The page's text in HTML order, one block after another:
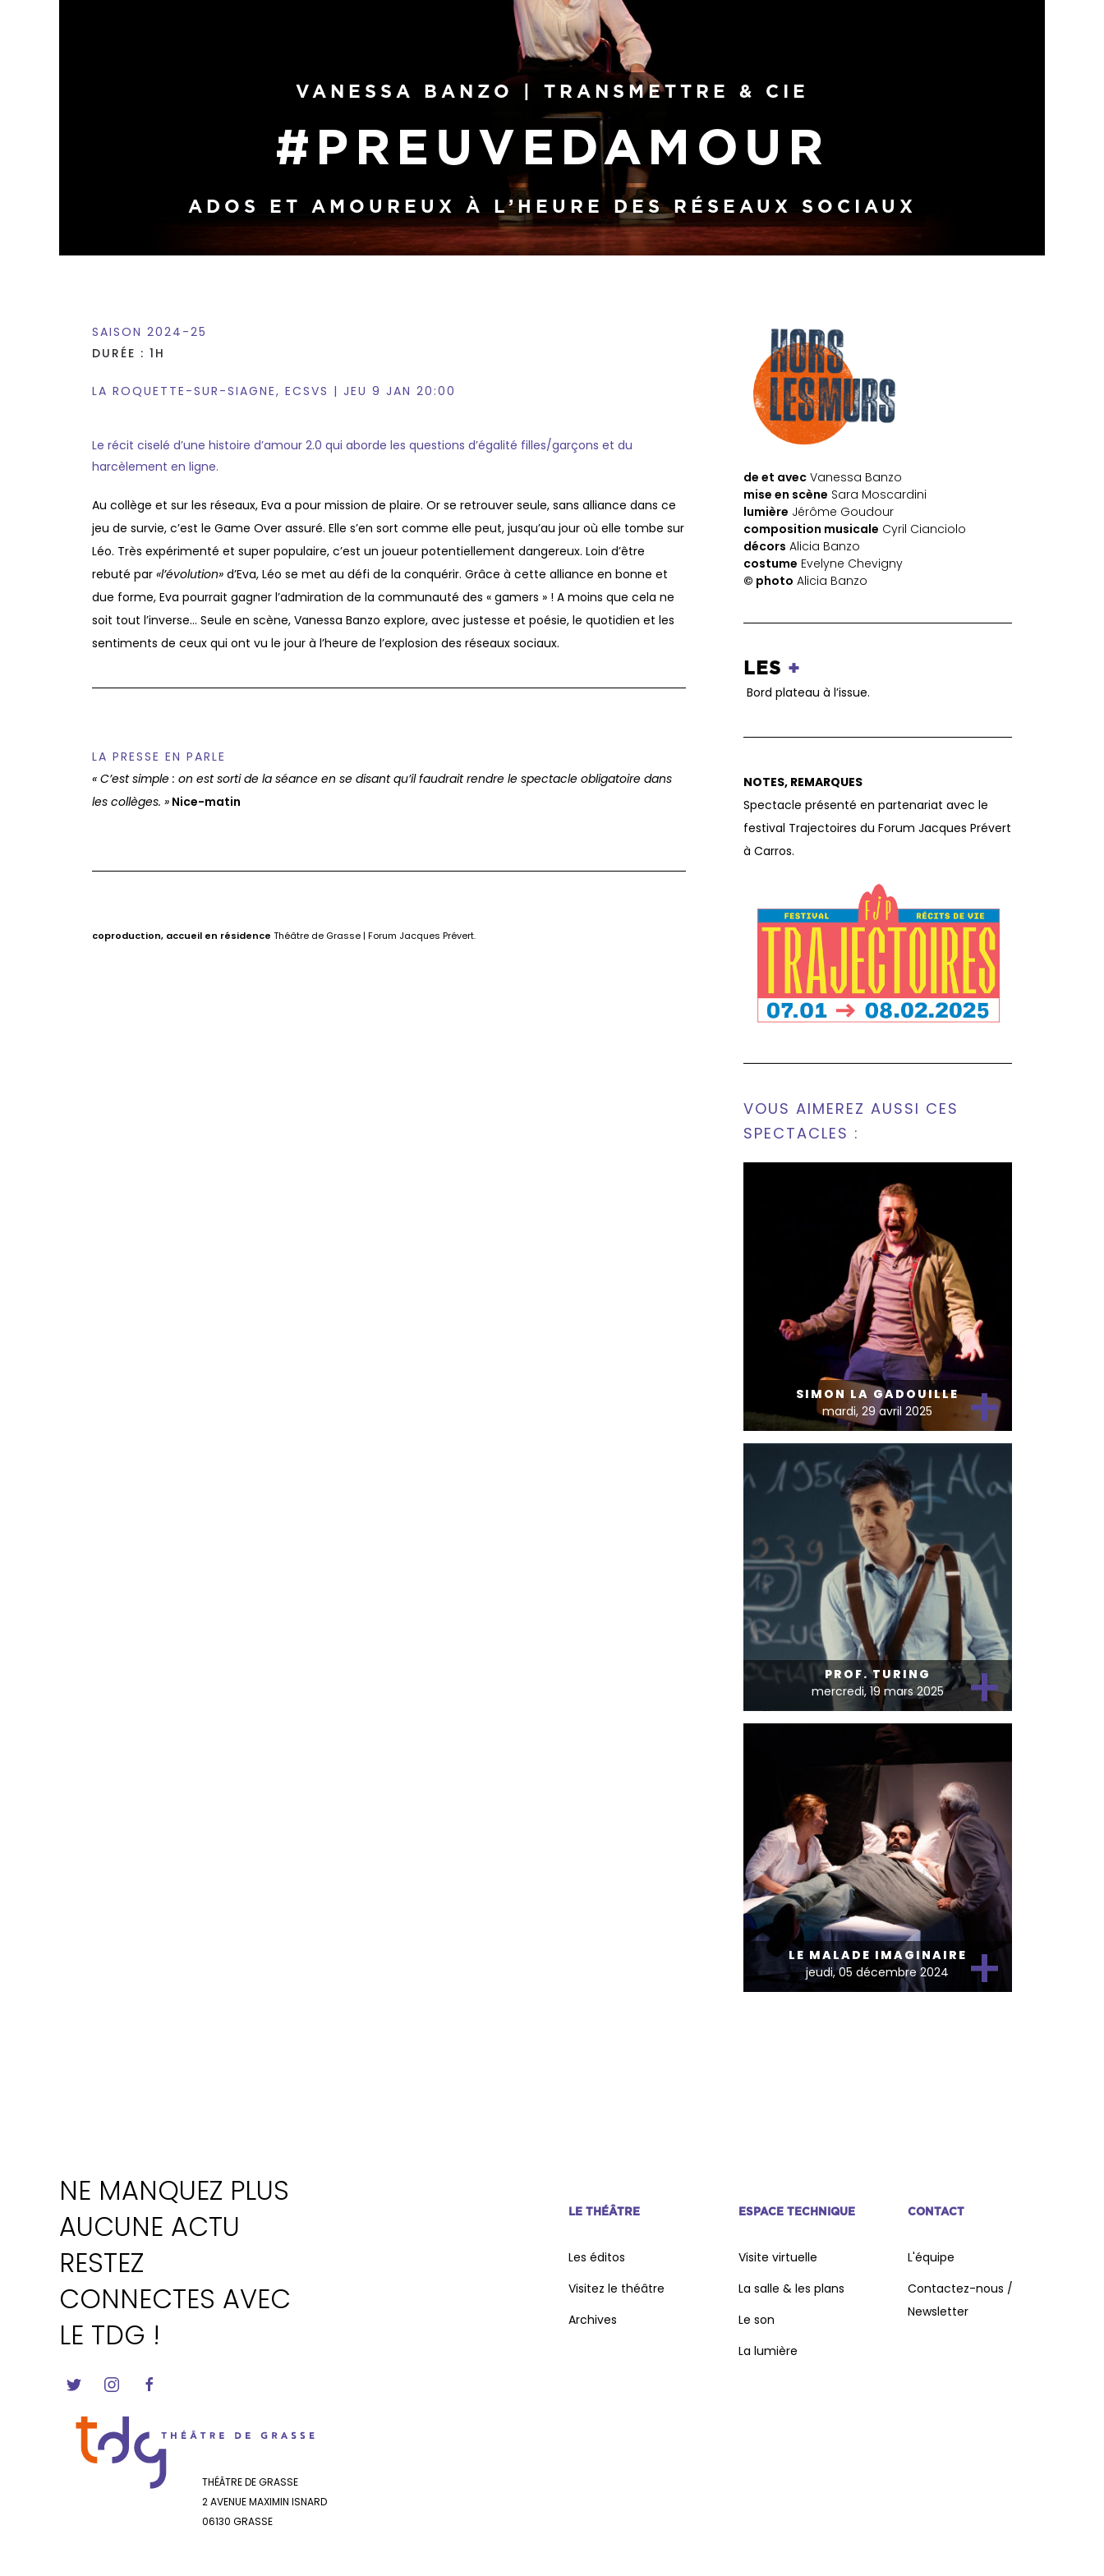
VANESSA BANZO | TRANSMETTRE & CIE
#PREUVEDAMOUR
ADOS ET AMOUREUX À L’HEURE DES RÉSEAUX SOCIAUX
SAISON 2024-25
DURÉE : 1H
LA ROQUETTE-SUR-SIAGNE, ECSVS | JEU 9 JAN 20:00
Le récit ciselé d’une histoire d’amour 2.0 qui aborde les questions d’égalité filles/garçons et du
harcèlement en ligne.
Au collège et sur les réseaux, Eva a pour mission de plaire. Or se retrouver seule, sans alliance dans ce
jeu de survie, c’est le Game Over assuré. Elle s’en sort comme elle peut, jusqu’au jour où elle tombe sur
Léo. Très expérimenté et super populaire, c’est un joueur potentiellement dangereux. Loin d’être
rebuté par «l’évolution» d’Eva, Léo se met au défi de la conquérir. Grâce à cette alliance en bonne et
due forme, Eva pourrait gagner l’admiration de la communauté des « gamers » ! A moins que cela ne
soit tout l’inverse… Seule en scène, Vanessa Banzo explore, avec justesse et poésie, le quotidien et les
sentiments de ceux qui ont vu le jour à l’heure de l’explosion des réseaux sociaux.
LA PRESSE EN PARLE
« C’est simple : on est sorti de la séance en se disant qu’il faudrait rendre le spectacle obligatoire dans
les collèges. » Nice-matin
coproduction, accueil en résidence Théâtre de Grasse | Forum Jacques Prévert.
de et avec Vanessa Banzo
mise en scène Sara Moscardini
lumière Jérôme Goudour
composition musicale Cyril Cianciolo
décors Alicia Banzo
costume Evelyne Chevigny
© photo Alicia Banzo
LES +
Bord plateau à l’issue.
NOTES, REMARQUES
Spectacle présenté en partenariat avec le
festival Trajectoires du Forum Jacques Prévert
à Carros.
VOUS AIMEREZ AUSSI CES
SPECTACLES :
SIMON LA GADOUILLE
mardi, 29 avril 2025
+
PROF. TURING
mercredi, 19 mars 2025
+
LE MALADE IMAGINAIRE
jeudi, 05 décembre 2024
+
NE MANQUEZ PLUS
AUCUNE ACTU
RESTEZ
CONNECTES AVEC
LE TDG !
THÉÂTRE DE GRASSE
2 AVENUE MAXIMIN ISNARD
06130 GRASSE
LE THÉÂTRE
Les éditos
Visitez le théâtre
Archives
ESPACE TECHNIQUE
Visite virtuelle
La salle & les plans
Le son
La lumière
CONTACT
L'équipe
Contactez-nous /
Newsletter